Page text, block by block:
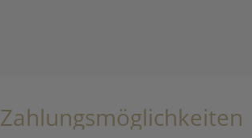
Zahlungsmöglichkeiten